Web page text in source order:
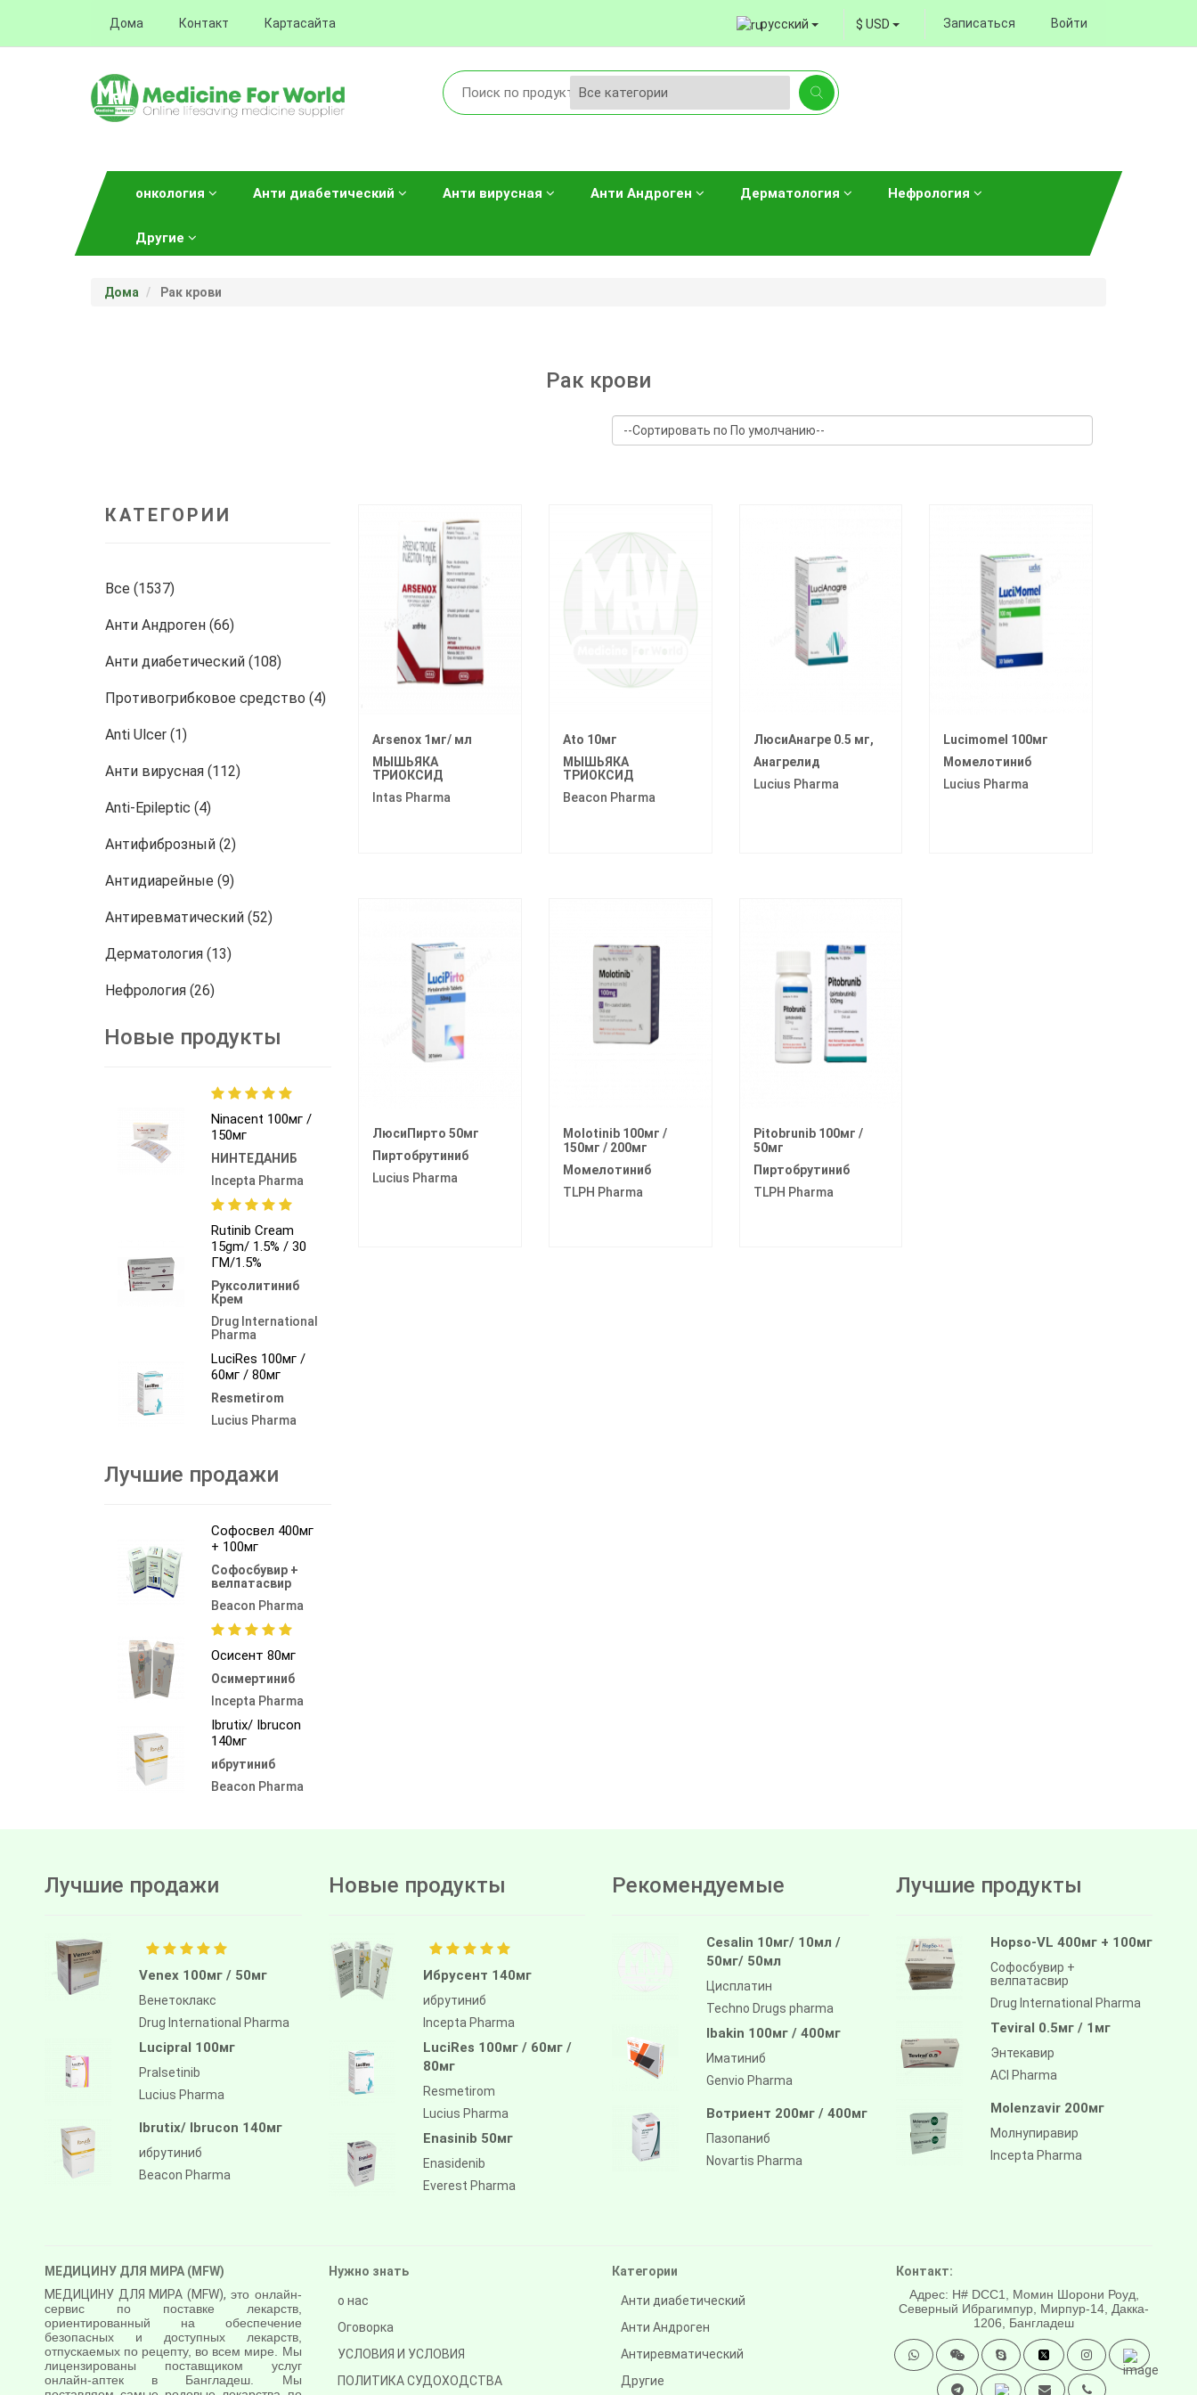
Дома Контакт Картасайта русский $ USD Записаться Войти
онкология Анти диабетический Анти вирусная Анти Андроген Дерматология Нефрология
Другие
Дома Рак крови
Рак крови
КАТЕГОРИИ
Все (1537)
Анти Андроген (66)
Анти диабетический (108)
Противогрибковое средство (4)
Anti Ulcer (1)
Анти вирусная (112)
Anti-Epileptic (4)
Антифиброзный (2)
Антидиарейные (9)
Антиревматический (52)
Дерматология (13)
Нефрология (26)
онкология (772)
Новые продукты
Ninacent 100мг /
150мг
НИНТЕДАНИБ
Incepta Pharma
Rutinib Cream
15gm/ 1.5% / 30
ГМ/1.5%
Руксолитиниб
Крем
Drug International
Pharma
LuciRes 100мг /
60мг / 80мг
Resmetirom
Lucius Pharma
Лучшие продажи
Софосвел 400мг
+ 100мг
Софосбувир +
велпатасвир
Beacon Pharma
Осисент 80мг
Осимертиниб
Incepta Pharma
Ibrutix/ Ibrucon
140мг
ибрутиниб
Beacon Pharma
Arsenox 1мг/ мл
МЫШЬЯКА
ТРИОКСИД
Intas Pharma
Ato 10мг
МЫШЬЯКА
ТРИОКСИД
Beacon Pharma
ЛюсиАнагре 0.5 мг,
Анагрелид
Lucius Pharma
Lucimomel 100мг
Момелотиниб
Lucius Pharma
ЛюсиПирто 50мг
Пиртобрутиниб
Lucius Pharma
Molotinib 100мг /
150мг / 200мг
Момелотиниб
TLPH Pharma
Pitobrunib 100мг /
50мг
Пиртобрутиниб
TLPH Pharma
Лучшие продажи
Venex 100мг / 50мг
Венетоклакс
Drug International Pharma
Lucipral 100мг
Pralsetinib
Lucius Pharma
Ibrutix/ Ibrucon 140мг
ибрутиниб
Beacon Pharma
Новые продукты
Ибрусент 140мг
ибрутиниб
Incepta Pharma
LuciRes 100мг / 60мг /
80мг
Resmetirom
Lucius Pharma
Enasinib 50мг
Enasidenib
Everest Pharma
Рекомендуемые
Cesalin 10мг/ 10мл /
50мг/ 50мл
Цисплатин
Techno Drugs pharma
Ibakin 100мг / 400мг
Иматиниб
Genvio Pharma
Вотриент 200мг / 400мг
Пазопаниб
Novartis Pharma
Лучшие продукты
Hopso-VL 400мг + 100мг
Софосбувир +
велпатасвир
Drug International Pharma
Teviral 0.5мг / 1мг
Энтекавир
ACI Pharma
Molenzavir 200мг
Молнупиравир
Incepta Pharma
МЕДИЦИНУ ДЛЯ МИРА (MFW)
МЕДИЦИНУ ДЛЯ МИРА (MFW), это онлайн-
сервис по поставке лекарств,
ориентированный на обеспечение
безопасных и доступных лекарств,
отпускаемых по рецепту, во всем мире. Мы
лицензированы поставщиком услуг
онлайн-аптек в Бангладеш. Мы
Нужно знать
о нас
Оговорка
УСЛОВИЯ И УСЛОВИЯ
ПОЛИТИКА СУДОХОДСТВА
Категории
Анти диабетический
Анти Андроген
Антиревматический
Другие
Контакт:
Адрес: H# DCC1, Момин Шорони Роуд,
Северный Ибрагимпур, Мирпур-14, Дакка-
1206, Бангладеш